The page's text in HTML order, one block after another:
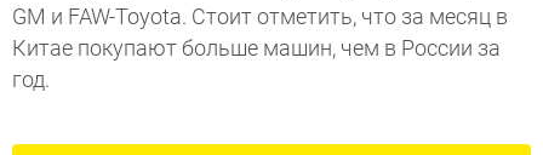
GM и FAW-Toyota. Стоит отметить, что за месяц в
Китае покупают больше машин, чем в России за
год.